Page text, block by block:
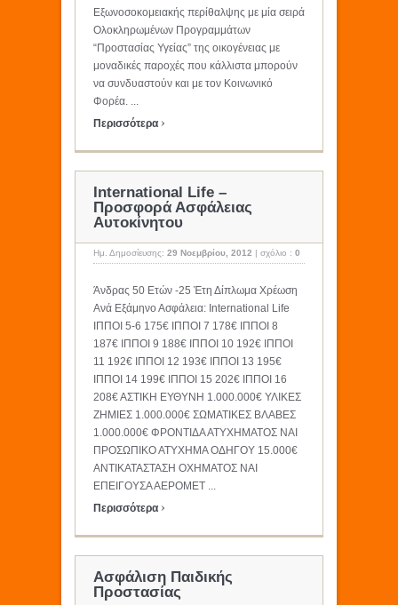
Εξωνοσοκομειακής περίθαλψης με μία σειρά
Ολοκληρωμένων Προγραμμάτων
“Προστασίας Υγείας” της οικογένειας με
μοναδικές παροχές που κάλλιστα μπορούν
να συνδυαστούν και με τον Κοινωνικό
Φορέα. ...
Περισσότερα ›
International Life –
Προσφορά Ασφάλειας
Αυτοκίνητου
Ημ. Δημοσίευσης: 29 Νοεμβρίου, 2012 | σχόλιο : 0
Άνδρας 50 Ετών -25 Έτη Δίπλωμα Χρέωση
Ανά Εξάμηνο Ασφάλεια: International Life
ΙΠΠΟΙ 5-6 175€ ΙΠΠΟΙ 7 178€ ΙΠΠΟΙ 8
187€ ΙΠΠΟΙ 9 188€ ΙΠΠΟΙ 10 192€ ΙΠΠΟΙ
11 192€ ΙΠΠΟΙ 12 193€ ΙΠΠΟΙ 13 195€
ΙΠΠΟΙ 14 199€ ΙΠΠΟΙ 15 202€ ΙΠΠΟΙ 16
208€ ΑΣΤΙΚΗ ΕΥΘΥΝΗ 1.000.000€ ΥΛΙΚΕΣ
ΖΗΜΙΕΣ 1.000.000€ ΣΩΜΑΤΙΚΕΣ ΒΛΑΒΕΣ
1.000.000€ ΦΡΟΝΤΙΔΑ ΑΤΥΧΗΜΑΤΟΣ ΝΑΙ
ΠΡΟΣΩΠΙΚΟ ΑΤΥΧΗΜΑ ΟΔΗΓΟΥ 15.000€
ΑΝΤΙΚΑΤΑΣΤΑΣΗ ΟΧΗΜΑΤΟΣ NAI
ΕΠΕΙΓΟΥΣΑ ΑΕΡΟΜΕΤ ...
Περισσότερα ›
Ασφάλιση Παιδικής
Προστασίας